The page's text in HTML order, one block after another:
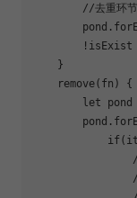
//去重环节
!isExist
    }
    remove(fn) {
let pond
if